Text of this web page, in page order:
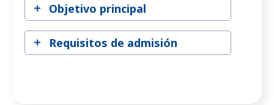
Objetivo principal
Requisitos de admisión